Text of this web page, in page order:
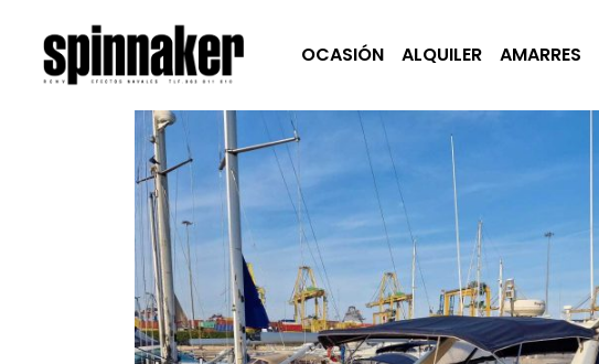
OCASIÓN ALQUILER AMARRES